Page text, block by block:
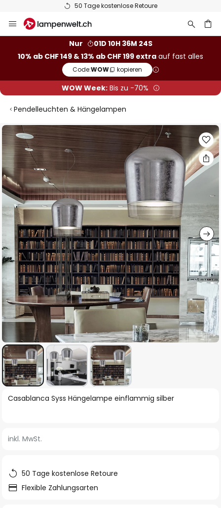
50 Tage kostenlose Retoure
Inhalt
Nur
01D 10H 36M 24S
10% ab CHF 149 & 13% ab CHF 199 extra auf fast alles
Code:WOW kopieren
WOW Week:Bis zu -70%
Pendelleuchten & Hängelampen
Zum
Ende
der
Bildgalerie
springen
Zum
springen
Casablanca Syss Hängelampe einflammig silber
inkl. MwSt.
50 Tage kostenlose Retoure
Flexible Zahlungsarten